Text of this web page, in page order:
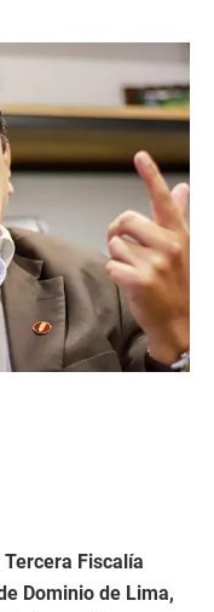
Fiscalía
Dominio de Lima,